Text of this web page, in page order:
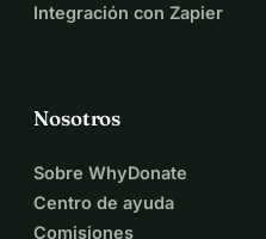
Integración con Zapier
Nosotros
Sobre WhyDonate
Centro de ayuda
Comisiones